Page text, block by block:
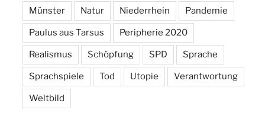
Münster Natur Niederrhein Pandemie
Paulus aus Tarsus Peripherie 2020
Realismus Schöpfung SPD Sprache
Sprachspiele Tod Utopie Verantwortung
Weltbild